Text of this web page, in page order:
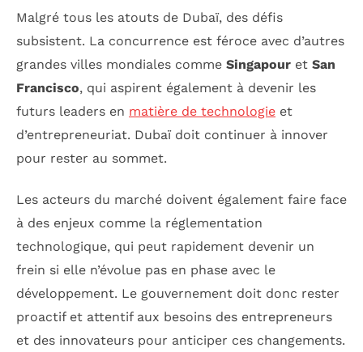
Malgré tous les atouts de Dubaï, des défis
subsistent. La concurrence est féroce avec d’autres
grandes villes mondiales comme Singapour et San
Francisco, qui aspirent également à devenir les
futurs leaders en matière de technologie et
d’entrepreneuriat. Dubaï doit continuer à innover
pour rester au sommet.
Les acteurs du marché doivent également faire face
à des enjeux comme la réglementation
technologique, qui peut rapidement devenir un
frein si elle n’évolue pas en phase avec le
développement. Le gouvernement doit donc rester
proactif et attentif aux besoins des entrepreneurs
et des innovateurs pour anticiper ces changements.